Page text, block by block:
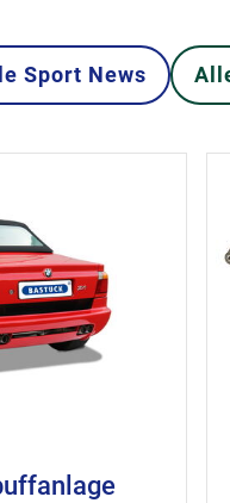
Sport News